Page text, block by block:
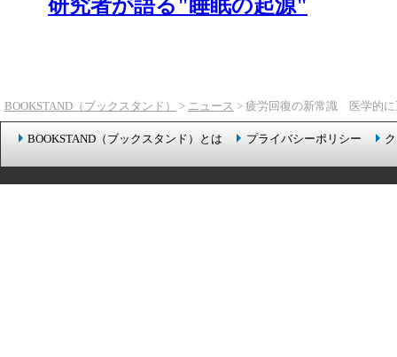
研究者が語る"睡眠の起源"
BOOKSTAND（ブックスタンド） > ニュース > 疲労回復の新常識 医学的に
BOOKSTAND（ブックスタンド）とは プライバシーポリシー